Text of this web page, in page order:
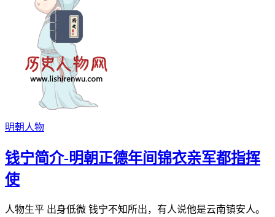
明朝人物
钱宁简介-明朝正德年间锦衣亲军都指挥
使
人物生平 出身低微 钱宁不知所出，有人说他是云南镇安人。